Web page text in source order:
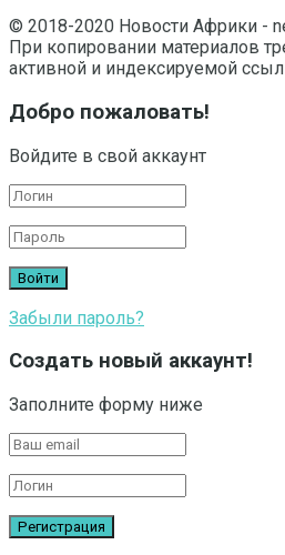
© 2018-2020 Новости Африки -
При копировании материалов
активной и индексируемой
Добро пожаловать!
Войдите в свой аккаунт
Забыли пароль?
Создать новый аккаунт!
Заполните форму ниже